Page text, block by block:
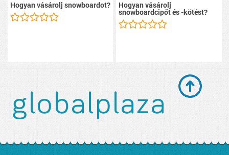
Hogyan vásárolj snowboardot? Hogyan vásárolj
snowboardcipőt és -kötést?